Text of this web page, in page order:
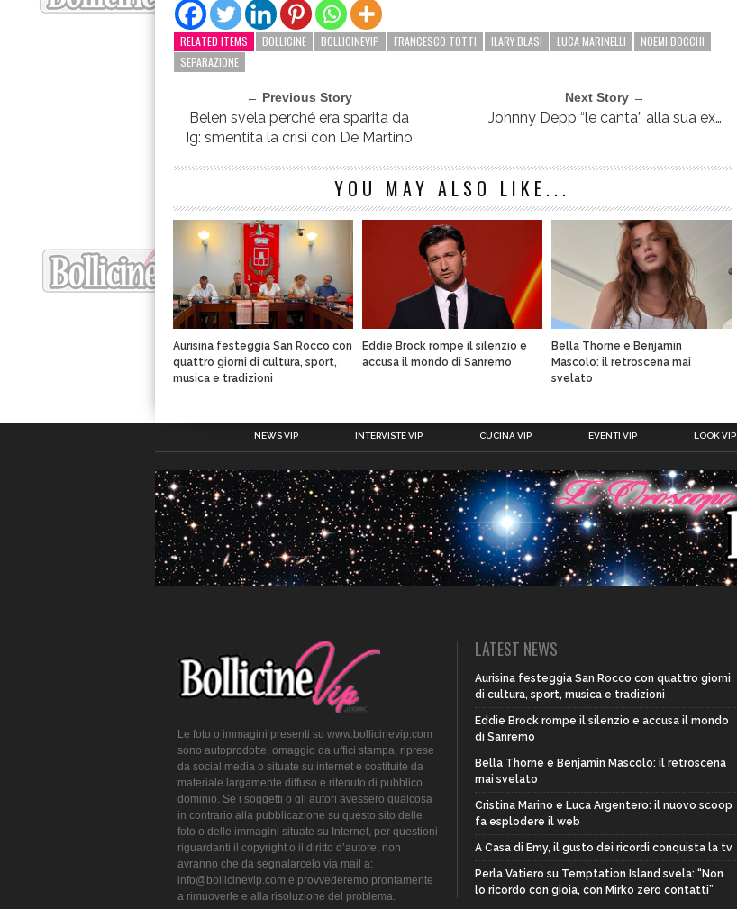
RELATED ITEMS BOLLICINE BOLLICINEVIP FRANCESCO TOTTI ILARY BLASI LUCA MARINELLI
NOEMI BOCCHI
SEPARAZIONE
← Previous Story
Belen svela perché era sparita da
Ig: smentita la crisi con De Martino
Next Story →
Johnny Depp “le canta” alla sua ex…
YOU MAY ALSO LIKE...
Aurisina festeggia San Rocco con
quattro giorni di cultura, sport,
musica e tradizioni
Eddie Brock rompe il silenzio e
accusa il mondo di Sanremo
Bella Thorne e Benjamin
Mascolo: il retroscena mai
svelato
NEWS VIP INTERVISTE VIP CUCINA VIP EVENTI VIP LOOK VIP
Le foto o immagini presenti su www.bollicinevip.com
sono autoprodotte, omaggio da uffici stampa, riprese
da social media o situate su internet e costituite da
materiale largamente diffuso e ritenuto di pubblico
dominio. Se i soggetti o gli autori avessero qualcosa
in contrario alla pubblicazione su questo sito delle
foto o delle immagini situate su Internet, per questioni
riguardanti il copyright o il diritto d’autore, non
avranno che da segnalarcelo via mail a:
info@bollicinevip.com e provvederemo prontamente
a rimuoverle e alla risoluzione del problema.
LATEST NEWS
Aurisina festeggia San Rocco con quattro giorni
di cultura, sport, musica e tradizioni
Eddie Brock rompe il silenzio e accusa il mondo
di Sanremo
Bella Thorne e Benjamin Mascolo: il retroscena
mai svelato
Cristina Marino e Luca Argentero: il nuovo scoop
fa esplodere il web
A Casa di Emy, il gusto dei ricordi conquista la tv
Perla Vatiero su Temptation Island svela: “Non
lo ricordo con gioia, con Mirko zero contatti”